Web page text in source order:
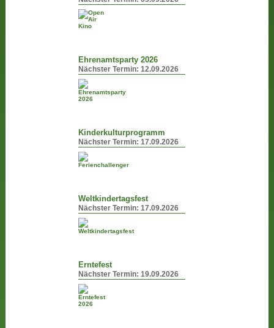
Ehrenamtsparty 2026
Nächster Termin:12.09.2026
Kinderkulturprogramm
Nächster Termin:17.09.2026
Weltkindertagsfest
Nächster Termin:17.09.2026
Erntefest
Nächster Termin:19.09.2026